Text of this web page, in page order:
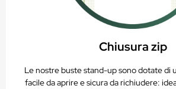
Chiusura zip
Le nostre buste stand-up sono dotate di
facile da aprire e sicura da richiudere: